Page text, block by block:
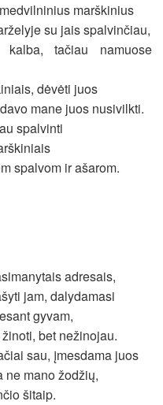
marškinius
su jais spalvinčiau,
tačiau namuose
dėvėti juos
mane juos nusivilkti.
spalvinti
spalvom ir ašarom.
adresais,
jam, dalydamasi
gyvam,
bet nežinojau.
sau, įmesdama juos
ne mano žodžių,
šitaip.